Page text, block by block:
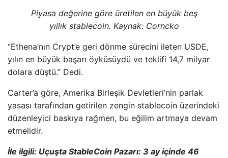
Piyasa değerine göre üretilen en büyük beş
yıllık stablecoin. Kaynak: Corncko
“Ethena’nın Crypt’e geri dönme sürecini ileten USDE,
yılın en büyük başarı öyküsüydü ve teklifi 14,7 milyar
dolara düştü.” Dedi.
Carter’a göre, Amerika Birleşik Devletleri’nin parlak
yasası tarafından getirilen zengin stablecoin üzerindeki
düzenleyici baskıya rağmen, bu eğilim artmaya devam
etmelidir.
İle ilgili: Uçuşta StableCoin Pazarı: 3 ay içinde 46